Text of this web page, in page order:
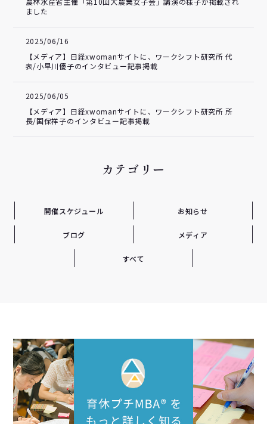
ました
2025/06/16
【メディア】日経xwomanサイトに、ワークシフト研究所 代
表/小早川優子のインタビュー記事掲載
2025/06/05
【メディア】日経xwomanサイトに、ワークシフト研究所 所
長/国保祥子のインタビュー記事掲載
カテゴリー
開催スケジュール お知らせ
ブログ メディア
すべて